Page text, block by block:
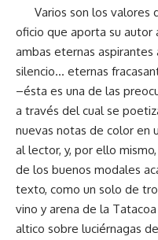
Varios son los valores
oficio que aporta su autor
ambas eternas
silencio… eternas
–ésta es una de las
a través del cual se
nuevas notas de color en
al lector, y, por ello
de los buenos modales
texto, como un solo de
vino y arena de la
altico sobre luciérnagas